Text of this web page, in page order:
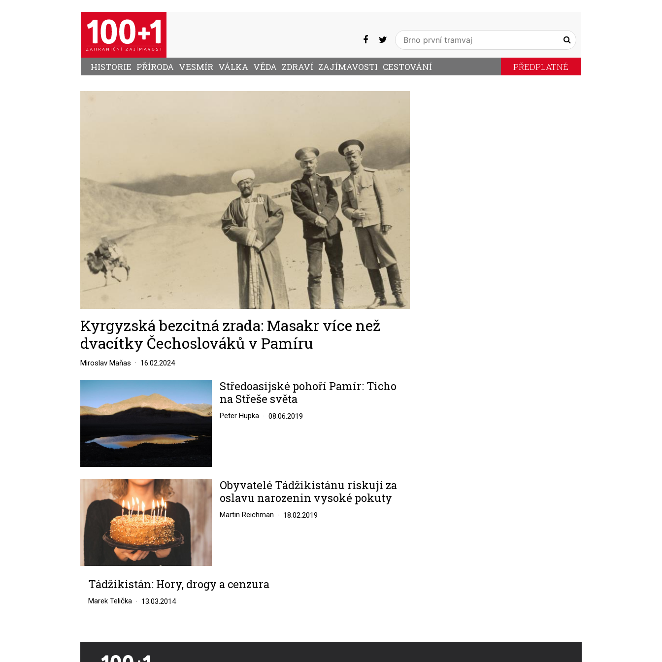
HISTORIE PŘÍRODA VESMÍR VÁLKA VĚDA ZDRAVÍ ZAJÍMAVOSTI CESTOVÁNÍ PŘEDPLATNÉ
Kyrgyzská bezcitná zrada: Masakr více než
dvacítky Čechoslováků v Pamíru
Miroslav Maňas 16.02.2024
Image
Středoasijské pohoří Pamír: Ticho
na Střeše světa
Peter Hupka 08.06.2019
Image
Obyvatelé Tádžikistánu riskují za
oslavu narozenin vysoké pokuty
Martin Reichman 18.02.2019
Tádžikistán: Hory, drogy a cenzura
Marek Telička 13.03.2014